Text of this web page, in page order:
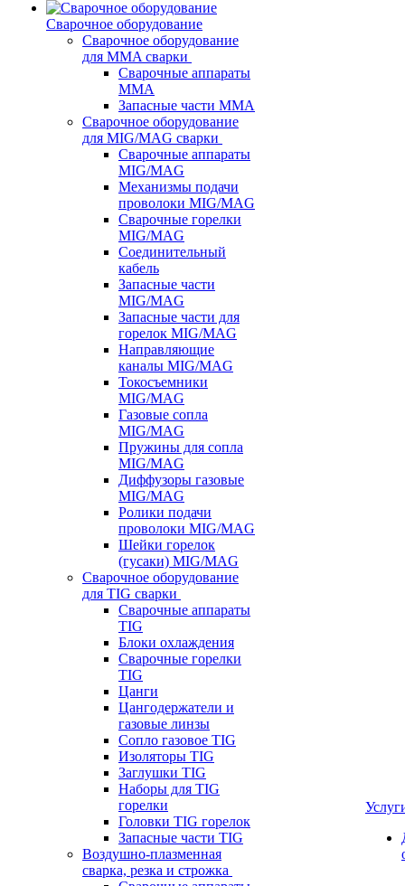
Сварочное оборудование
Сварочное оборудование
для MMA сварки
Сварочные аппараты
MMA
Запасные части MMA
Сварочное оборудование
для MIG/MAG сварки
Сварочные аппараты
MIG/MAG
Механизмы подачи
проволоки MIG/MAG
Сварочные горелки
MIG/MAG
Соединительный
кабель
Запасные части
MIG/MAG
Запасные части для
горелок MIG/MAG
Направляющие
каналы MIG/MAG
Токосъемники
MIG/MAG
Газовые сопла
MIG/MAG
Пружины для сопла
MIG/MAG
Диффузоры газовые
MIG/MAG
Ролики подачи
проволоки MIG/MAG
Шейки горелок
(гусаки) MIG/MAG
Сварочное оборудование
для TIG сварки
Сварочные аппараты
TIG
Блоки охлаждения
Сварочные горелки
TIG
Цанги
Цангодержатели и
газовые линзы
Сопло газовое TIG
Изоляторы TIG
Заглушки TIG
Наборы для TIG
горелки
Головки TIG горелок
Запасные части TIG
Воздушно-плазменная
сварка, резка и строжка